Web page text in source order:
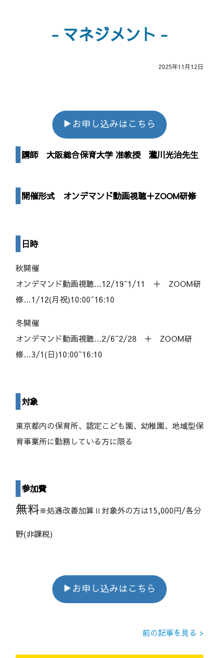
マネジメント
2025年11月12日
▶お申し込みはこちら
講師 大阪総合保育大学 准教授 瀧川光治先生
開催形式 オンデマンド動画視聴＋ZOOM研修
日時
秋開催
オンデマンド動画視聴…12/19~1/11 ＋ ZOOM研
修…1/12(月祝)10:00~16:10
冬開催
オンデマンド動画視聴…2/6~2/28 ＋ ZOOM研
修…3/1(日)10:00~16:10
対象
東京都内の保育所、認定こども園、幼稚園、​地域型保
育事業所に勤務している方に限る
参加費
無料※処遇改善加算Ⅱ対象外の方は15,000円/各分
野(非課税)
▶お申し込みはこちら
前の記事を見る >